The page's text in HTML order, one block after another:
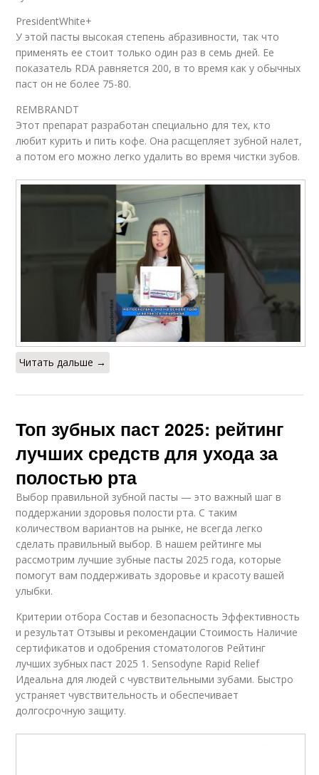
PresidentWhite+
У этой пасты высокая степень абразивности, так что
применять ее стоит только один раз в семь дней. Ее
показатель RDA равняется 200, в то время как у обычных
паст он не более 75-80.
REMBRANDT
Этот препарат разработан специально для тех, кто
любит курить и пить кофе. Она расщепляет зубной налет,
а потом его можно легко удалить во время чистки зубов.
Читать дальше →
Топ зубных паст 2025: рейтинг
лучших средств для ухода за
полостью рта
Выбор правильной зубной пасты — это важный шаг в
поддержании здоровья полости рта. С таким
количеством вариантов на рынке, не всегда легко
сделать правильный выбор. В нашем рейтинге мы
рассмотрим лучшие зубные пасты 2025 года, которые
помогут вам поддерживать здоровье и красоту вашей
улыбки.
Критерии отбора Состав и безопасность Эффективность
и результат Отзывы и рекомендации Стоимость Наличие
сертификатов и одобрения стоматологов Рейтинг
лучших зубных паст 2025 1. Sensodyne Rapid Relief
Идеальна для людей с чувствительными зубами. Быстро
устраняет чувствительность и обеспечивает
долгосрочную защиту.